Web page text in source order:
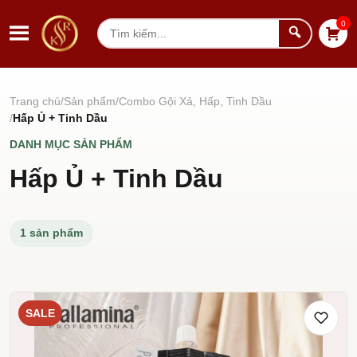
Tìm
0
Trang chủ Sản phẩm Combo Gội Xả, Hấp, Tinh Dầu
Hấp Ủ + Tinh Dầu
DANH MỤC SẢN PHẨM
Hấp Ủ + Tinh Dầu
1 sản phẩm
SALE